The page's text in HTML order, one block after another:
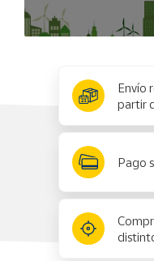
Envío
partir
Pago